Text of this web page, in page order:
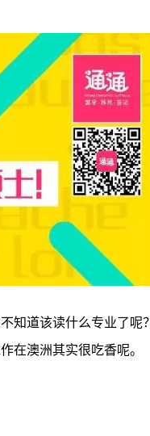
知道该读什么专业了呢？
在澳洲其实很吃香呢。